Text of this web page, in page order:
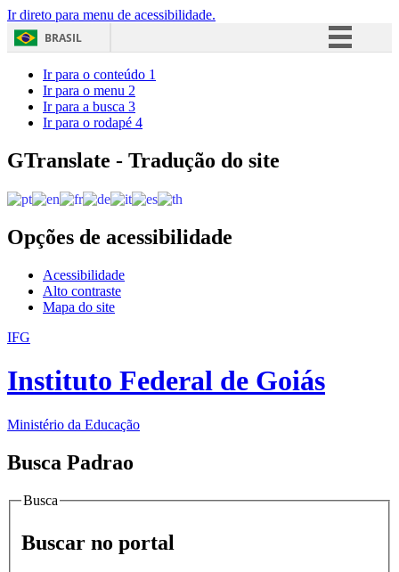
Ir direto para menu de acessibilidade.
BRASIL
Acesso à informação
Ir para o conteúdo 1
Ir para o menu 2
Ir para a busca 3
Ir para o rodapé 4
GTranslate - Tradução do site
Opções de acessibilidade
Acessibilidade
Alto contraste
Mapa do site
IFG
Instituto Federal de Goiás
Ministério da Educação
Busca Padrao
Busca
Buscar no portal